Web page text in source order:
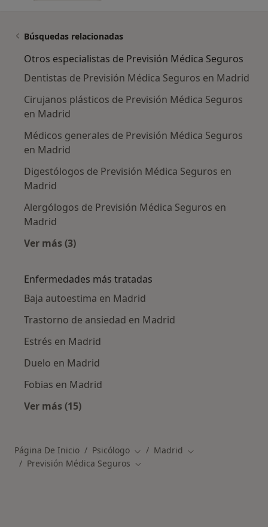
Búsquedas relacionadas
Otros especialistas de Previsión Médica Seguros
Dentistas de Previsión Médica Seguros en Madrid
Cirujanos plásticos de Previsión Médica Seguros
en Madrid
Médicos generales de Previsión Médica Seguros
en Madrid
Digestólogos de Previsión Médica Seguros en
Madrid
Alergólogos de Previsión Médica Seguros en
Madrid
Ver más (3)
Enfermedades más tratadas
Baja autoestima en Madrid
Trastorno de ansiedad en Madrid
Estrés en Madrid
Duelo en Madrid
Fobias en Madrid
Ver más (15)
Página De Inicio Psicólogo Cambiar de ciudad
Madrid Cambiar de ciudad
Previsión Médica Seguros Cambiar de ciudad